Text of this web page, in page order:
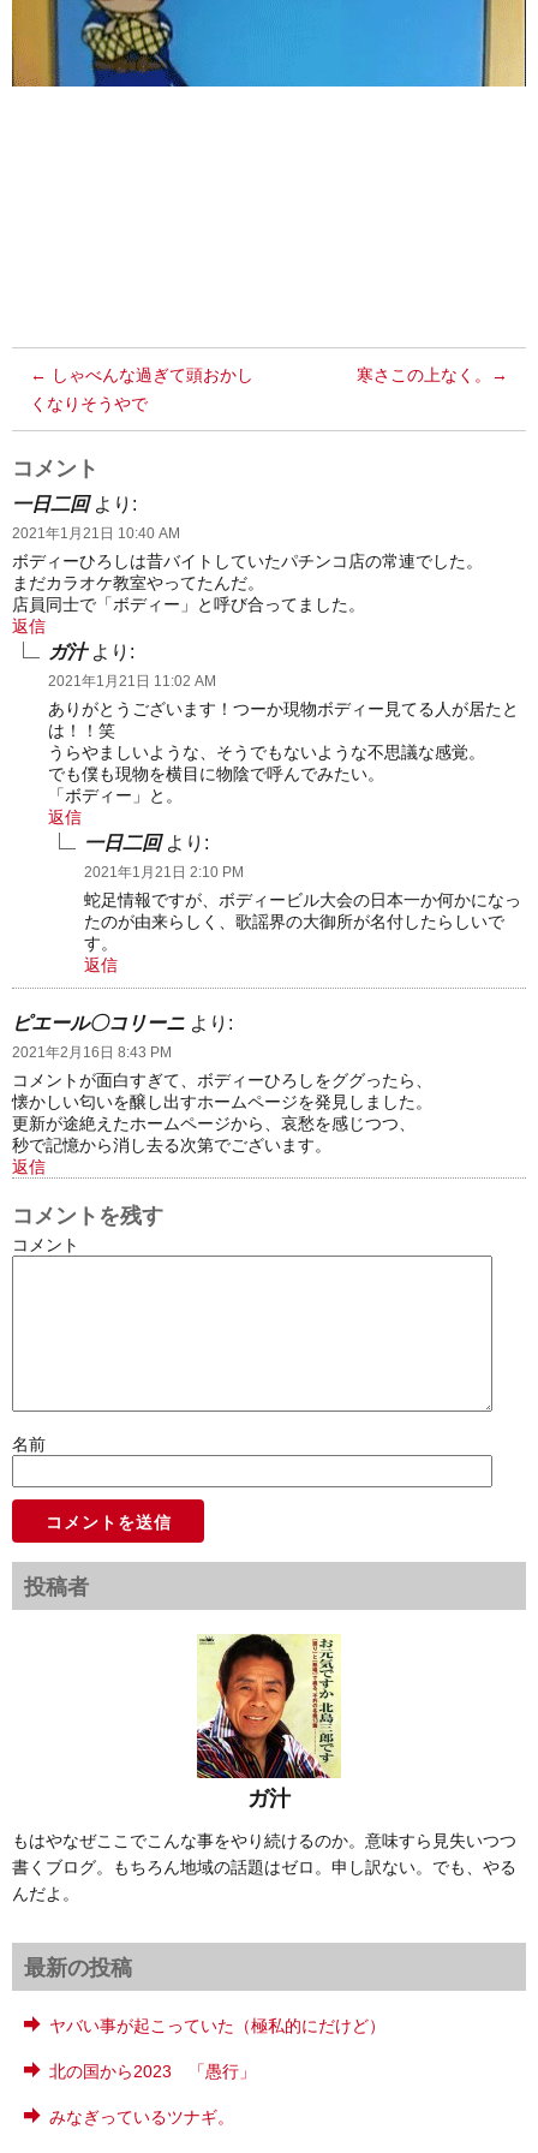
投
稿
ナ
ビ
ゲ
ー
シ
ョ
ン
← 前
の
投
稿
しゃべんな過ぎて頭おかし
くなりそうやで
次
投
寒さこの上なく。 →
コメント
一日二回 より:
2021年1月21日 10:40 AM
ボディーひろしは昔バイトしていたパチンコ店の常連でした。
まだカラオケ教室やってたんだ。
店員同士で「ボディー」と呼び合ってました。
返信
ガ汁 より:
2021年1月21日 11:02 AM
ありがとうございます！つーか現物ボディー見てる人が居たと
は！！笑
うらやましいような、そうでもないような不思議な感覚。
でも僕も現物を横目に物陰で呼んでみたい。
「ボディー」と。
返信
一日二回 より:
2021年1月21日 2:10 PM
蛇足情報ですが、ボディービル大会の日本一か何かになっ
たのが由来らしく、歌謡界の大御所が名付したらしいで
す。
返信
ピエール〇コリーニ より:
2021年2月16日 8:43 PM
コメントが面白すぎて、ボディーひろしをググったら、
懐かしい匂いを醸し出すホームページを発見しました。
更新が途絶えたホームページから、哀愁を感じつつ、
秒で記憶から消し去る次第でございます。
返信
コメントを残す
コメント
名前
投稿者
ガ汁
もはやなぜここでこんな事をやり続けるのか。意味すら見失いつつ
書くブログ。もちろん地域の話題はゼロ。申し訳ない。でも、やる
んだよ。
最新の投稿
ヤバい事が起こっていた（極私的にだけど）
北の国から2023 「愚行」
みなぎっているツナギ。